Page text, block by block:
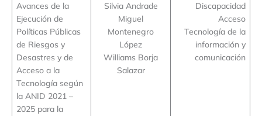
Avances de la
Ejecución de
Políticas Públicas
de Riesgos y
Desastres y de
Acceso a la
Tecnología según
la ANID 2021 –
2025 para la
Silvia Andrade
Miguel
Montenegro
López
Williams Borja
Salazar
Discapacidad
Acceso
Tecnología de la
información y
comunicación